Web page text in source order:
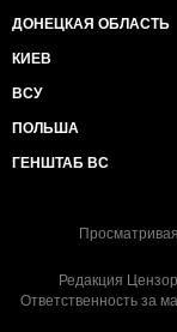
ДОНЕЦКАЯ ОБЛАСТЬ
КИЕВ
ВСУ
ПОЛЬША
ГЕНШТАБ ВС
Редакция
Ответственность за